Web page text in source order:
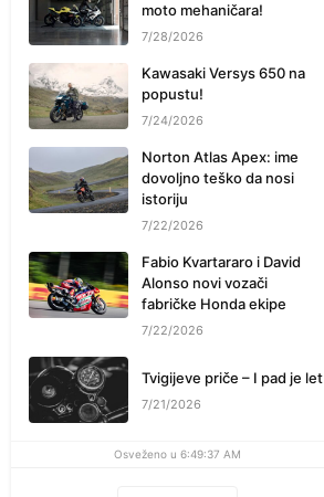
moto mehaničara!
7/28/2026
Kawasaki Versys 650 na
popustu!
7/24/2026
Norton Atlas Apex: ime
dovoljno teško da nosi
istoriju
7/22/2026
Fabio Kvartararo i David
Alonso novi vozači
fabričke Honda ekipe
7/22/2026
Tvigijeve priče – I pad je let
7/21/2026
Osveženo u 6:49:37 AM